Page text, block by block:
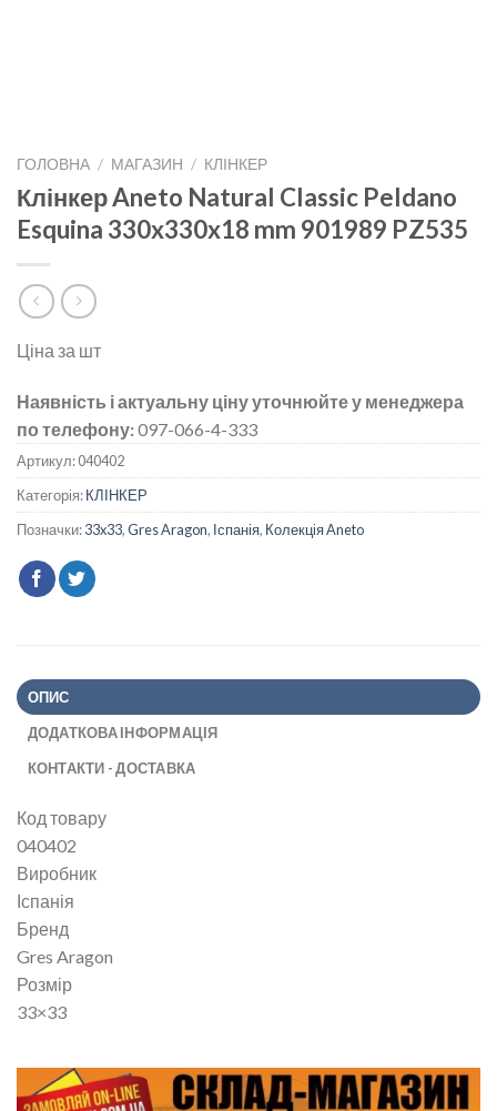
ГОЛОВНА / МАГАЗИН / КЛІНКЕР
Клінкер Aneto Natural Classic Peldano
Esquina 330x330x18 mm 901989 PZ535
Ціна за шт
Наявність і актуальну ціну уточнюйте у менеджера
по телефону:097-066-4-333
Артикул:040402
Категорія:КЛІНКЕР
Позначки:33x33,Gres Aragon, Іспанія, Колекція Aneto
ОПИС
ДОДАТКОВА ІНФОРМАЦІЯ
КОНТАКТИ - ДОСТАВКА
Код товару
040402
Виробник
Іспанія
Бренд
Gres Aragon
Розмір
33×33